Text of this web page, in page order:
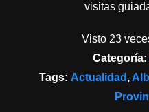
visitas
Visto 23
Categoría:
Tags: Actualidad ,